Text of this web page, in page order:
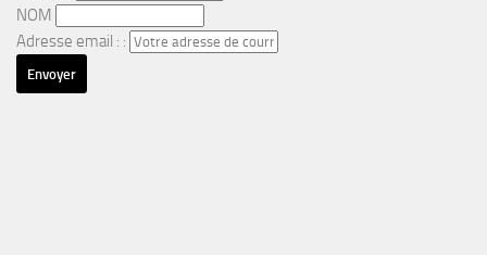
NOM
Adresse email : :